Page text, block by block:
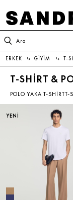
KADIN
ERKEK
SANDRO
TAAHHÜTLERİMİZ
Ara
ERKEK ↳ GIYIM ↳ T-
T-SHIRT &
POLO YAKA T-SHIRTT-
YENİ